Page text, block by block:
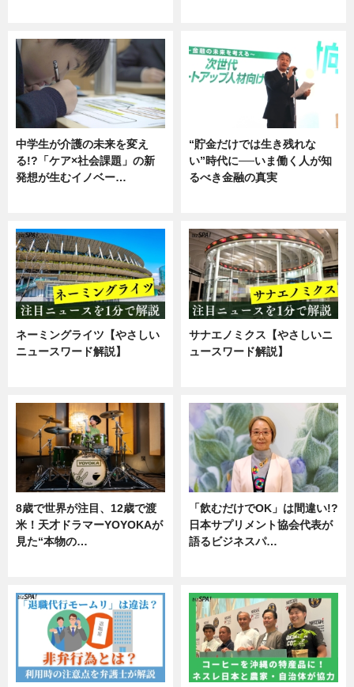
中学生が介護の未来を変え
る!?「ケア×社会課題」の新
発想が生むイノベー…
“貯金だけでは生き残れな
い”時代に──いま働く人が知
るべき金融の真実
ネーミングライツ【やさしい
ニュースワード解説】
サナエノミクス【やさしいニ
ュースワード解説】
8歳で世界が注目、12歳で渡
米！天才ドラマーYOYOKAが
見た“本物の…
「飲むだけでOK」は間違い!?
日本サプリメント協会代表が
語るビジネスパ…